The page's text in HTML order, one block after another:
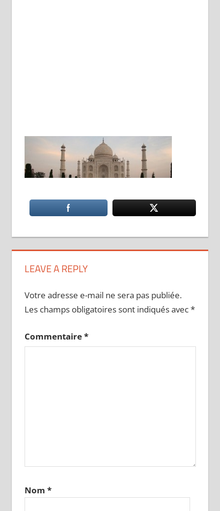
LEAVE A REPLY
Votre adresse e-mail ne sera pas publiée.
Les champs obligatoires sont indiqués avec*
Commentaire*
Nom *